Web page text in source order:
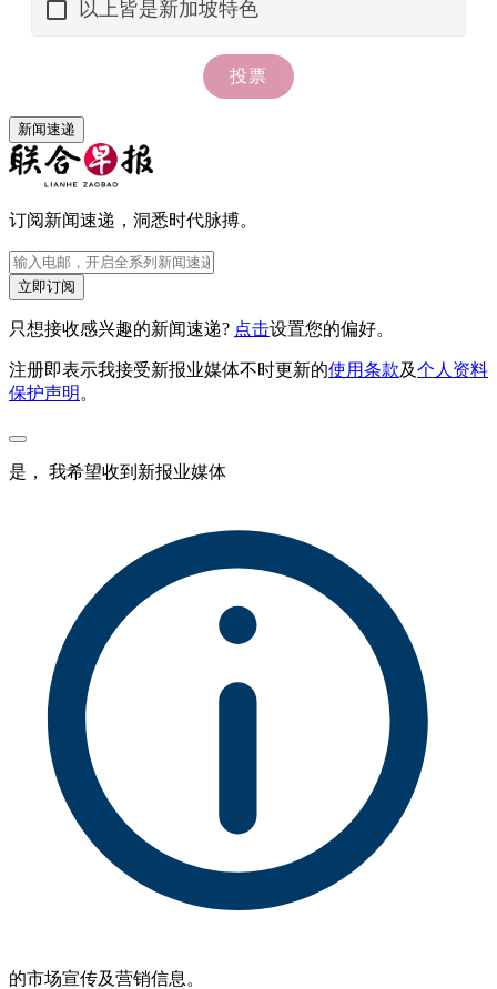
新闻速递
订阅新闻速递，洞悉时代脉搏。
立即订阅
只想接收感兴趣的新闻速递? 点击设置您的偏好。
注册即表示我接受新报业媒体不时更新的使用条款及个人资料
保护声明 。
是， 我希望收到新报业媒体
的市场宣传及营销信息。